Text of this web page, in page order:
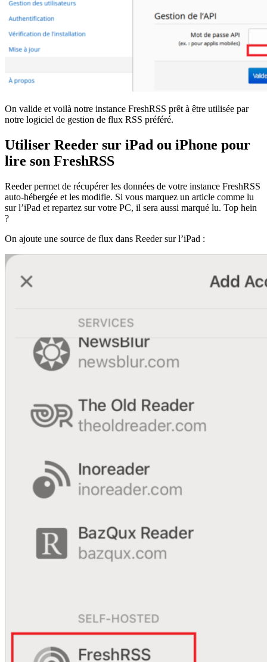
On valide et voilà notre instance FreshRSS prêt à être utilisée par
notre logiciel de gestion de flux RSS préféré.
Utiliser Reeder sur iPad ou iPhone pour
lire son FreshRSS
Reeder permet de récupérer les données de votre instance FreshRSS
auto-hébergée et les modifie. Si vous marquez un article comme lu
sur l’iPad et repartez sur votre PC, il sera aussi marqué lu. Top hein
?
On ajoute une source de flux dans Reeder sur l’iPad :